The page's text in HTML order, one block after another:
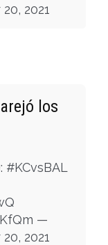
2021
los
#KCvsBAL
—
2021